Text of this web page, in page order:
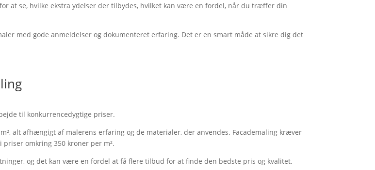
at se, hvilke ekstra ydelser der tilbydes, hvilket kan være en fordel, når du træffer din
med gode anmeldelser og dokumenteret erfaring. Det er en smart måde at sikre dig det
til konkurrencedygtige priser.
alt afhængigt af malerens erfaring og de materialer, der anvendes. Facademaling kræver
omkring 350 kroner per m².
og det kan være en fordel at få flere tilbud for at finde den bedste pris og kvalitet.